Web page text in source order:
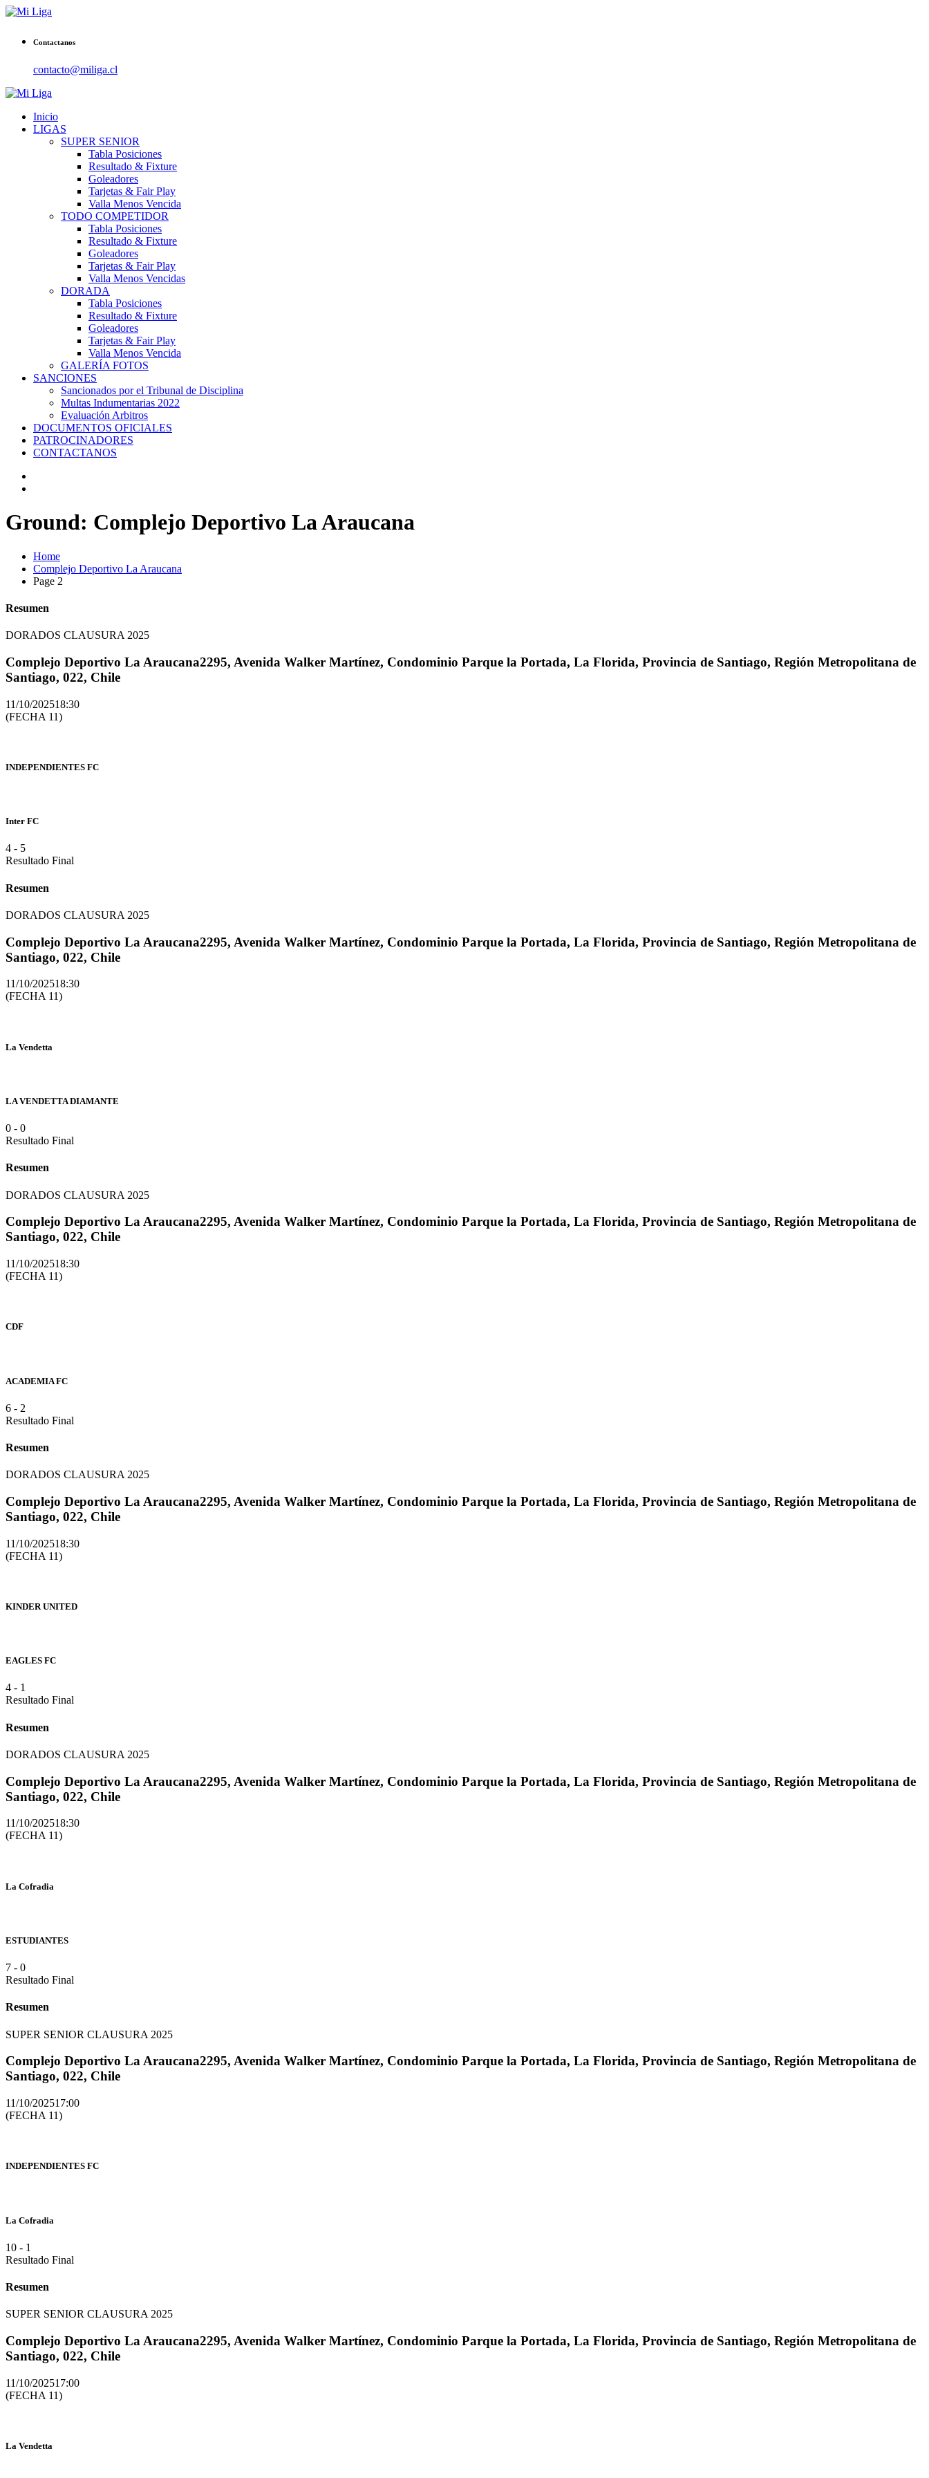
Contactanos
contacto@miliga.cl
Inicio
LIGAS
SUPER SENIOR
Tabla Posiciones
Resultado & Fixture
Goleadores
Tarjetas & Fair Play
Valla Menos Vencida
TODO COMPETIDOR
Tabla Posiciones
Resultado & Fixture
Goleadores
Tarjetas & Fair Play
Valla Menos Vencidas
DORADA
Tabla Posiciones
Resultado & Fixture
Goleadores
Tarjetas & Fair Play
Valla Menos Vencida
GALERÍA FOTOS
SANCIONES
Sancionados por el Tribunal de Disciplina
Multas Indumentarias 2022
Evaluación Arbitros
DOCUMENTOS OFICIALES
PATROCINADORES
CONTACTANOS
Ground: Complejo Deportivo La Araucana
Home
Complejo Deportivo La Araucana
Page 2
Resumen
DORADOS CLAUSURA 2025
Complejo Deportivo La Araucana2295, Avenida Walker Martínez, Condominio Parque la Portada, La Florida, Provincia de Santiago, Región Metropolitana de
Santiago, 022, Chile
11/10/202518:30
(FECHA 11)
INDEPENDIENTES FC
Inter FC
4 - 5
Resultado Final
Resumen
DORADOS CLAUSURA 2025
Complejo Deportivo La Araucana2295, Avenida Walker Martínez, Condominio Parque la Portada, La Florida, Provincia de Santiago, Región Metropolitana de
Santiago, 022, Chile
11/10/202518:30
(FECHA 11)
La Vendetta
LA VENDETTA DIAMANTE
0 - 0
Resultado Final
Resumen
DORADOS CLAUSURA 2025
Complejo Deportivo La Araucana2295, Avenida Walker Martínez, Condominio Parque la Portada, La Florida, Provincia de Santiago, Región Metropolitana de
Santiago, 022, Chile
11/10/202518:30
(FECHA 11)
CDF
ACADEMIA FC
6 - 2
Resultado Final
Resumen
DORADOS CLAUSURA 2025
Complejo Deportivo La Araucana2295, Avenida Walker Martínez, Condominio Parque la Portada, La Florida, Provincia de Santiago, Región Metropolitana de
Santiago, 022, Chile
11/10/202518:30
(FECHA 11)
KINDER UNITED
EAGLES FC
4 - 1
Resultado Final
Resumen
DORADOS CLAUSURA 2025
Complejo Deportivo La Araucana2295, Avenida Walker Martínez, Condominio Parque la Portada, La Florida, Provincia de Santiago, Región Metropolitana de
Santiago, 022, Chile
11/10/202518:30
(FECHA 11)
La Cofradia
ESTUDIANTES
7 - 0
Resultado Final
Resumen
SUPER SENIOR CLAUSURA 2025
Complejo Deportivo La Araucana2295, Avenida Walker Martínez, Condominio Parque la Portada, La Florida, Provincia de Santiago, Región Metropolitana de
Santiago, 022, Chile
11/10/202517:00
(FECHA 11)
INDEPENDIENTES FC
La Cofradia
10 - 1
Resultado Final
Resumen
SUPER SENIOR CLAUSURA 2025
Complejo Deportivo La Araucana2295, Avenida Walker Martínez, Condominio Parque la Portada, La Florida, Provincia de Santiago, Región Metropolitana de
Santiago, 022, Chile
11/10/202517:00
(FECHA 11)
La Vendetta